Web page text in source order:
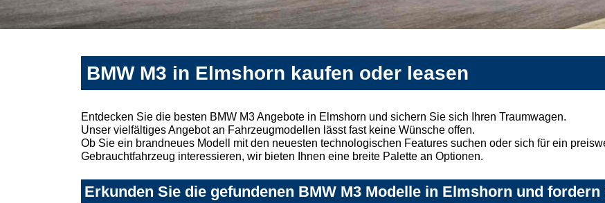
BMW M3 in Elmshorn kaufen oder leasen
Entdecken Sie die besten BMW M3 Angebote in Elmshorn und sichern Sie sich Ihren Traumwagen.
Unser vielfältiges Angebot an Fahrzeugmodellen lässt fast keine Wünsche offen.
Ob Sie ein brandneues Modell mit den neuesten technologischen Features suchen oder sich für ein
Gebrauchtfahrzeug interessieren, wir bieten Ihnen eine breite Palette an Optionen.
Erkunden Sie die gefundenen BMW M3 Modelle in Elmshorn und